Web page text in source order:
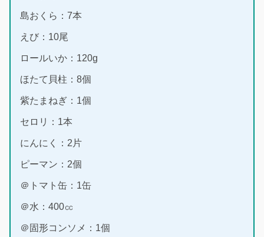
島おくら：7本
えび：10尾
ロールいか：120g
ほたて貝柱：8個
紫たまねぎ：1個
セロリ：1本
にんにく：2片
ピーマン：2個
＠トマト缶：1缶
＠水：400㏄
＠固形コンソメ：1個